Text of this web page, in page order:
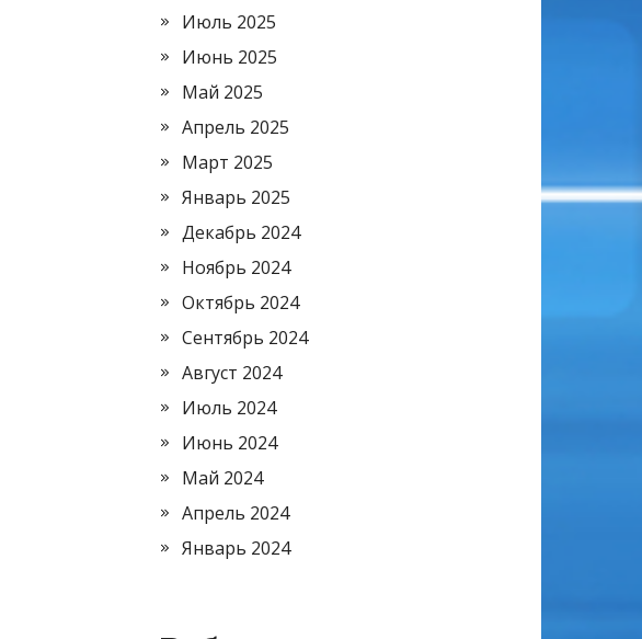
Июль 2025
Июнь 2025
Май 2025
Апрель 2025
Март 2025
Январь 2025
Декабрь 2024
Ноябрь 2024
Октябрь 2024
Сентябрь 2024
Август 2024
Июль 2024
Июнь 2024
Май 2024
Апрель 2024
Январь 2024